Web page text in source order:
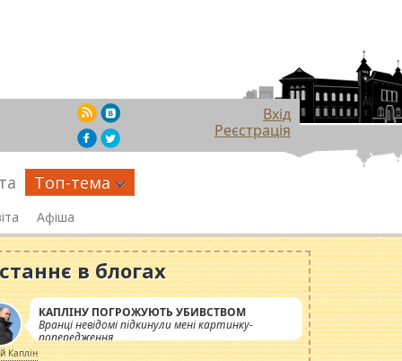
Вхід
Реєстрація
Топ-тема
Афіша
в блогах
КАПЛІНУ ПОГРОЖУЮТЬ УБИВСТВОМ
Вранці невідомі підкинули мені картинку-
попередження
Каплін